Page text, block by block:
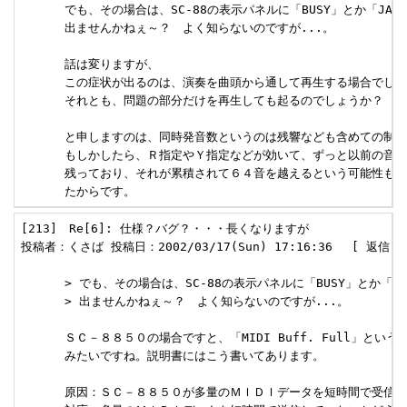
でも、その場合は、SC-88の表示パネルに「BUSY」とか「JAM
      出ませんかねぇ～？　よく知らないのですが...。
      話は変りますが、
この症状が出るのは、演奏を曲頭から通して再生する場合でし
      それとも、問題の部分だけを再生しても起るのでしょうか？
と申しますのは、同時発音数というのは残響なども含めての制
もしかしたら、Ｒ指定やＹ指定などが効いて、ずっと以前の音
残っており、それが累積されて６４音を越えるという可能性も
      たからです。
[213]　Re[6]: 仕様？バグ？・・・長くなりますが
投稿者：くさば 投稿日：2002/03/17(Sun) 17:16:36　 [ 返信
> でも、その場合は、SC-88の表示パネルに「BUSY」とか「
      > 出ませんかねぇ～？　よく知らないのですが...。
ＳＣ－８８５０の場合ですと、「MIDI Buff. Full」という
      みたいですね。説明書にはこう書いてあります。
原因：ＳＣ－８８５０が多量のＭＩＤＩデータを短時間で受信